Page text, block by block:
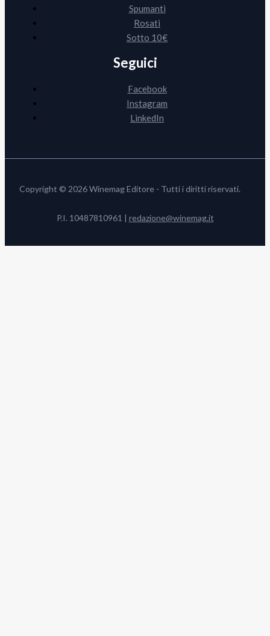
Spumanti
Rosati
Sotto 10€
Seguici
Facebook
Instagram
LinkedIn
Copyright © 2026 Winemag Editore - Tutti i diritti riservati.
P.I. 10487810961 | redazione@winemag.it